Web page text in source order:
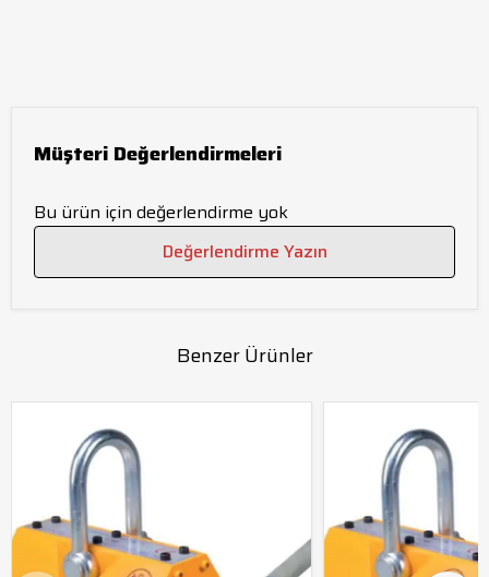
Müşteri Değerlendirmeleri
Bu ürün için değerlendirme yok
Değerlendirme Yazın
Benzer Ürünler